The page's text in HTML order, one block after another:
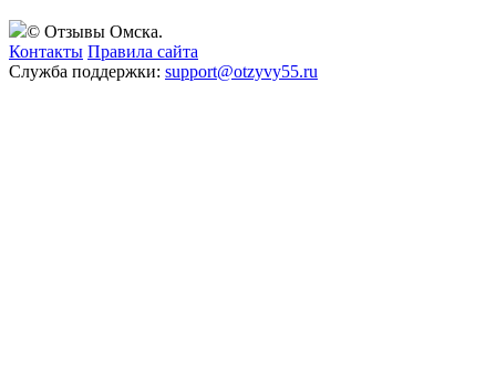
© Отзывы Омска.
Контакты Правила сайта
Служба поддержки: support@otzyvy55.ru